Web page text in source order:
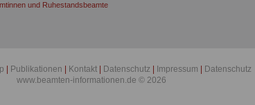
und Ruhestandsbeamte
Publikationen Kontakt Datenschutz Impressum
Datenschutz
www.beamten-informationen.de © 2026